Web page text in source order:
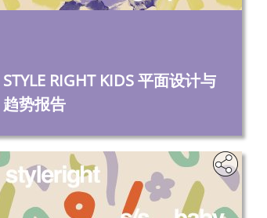
STYLE RIGHT KIDS 平面设计与
趋势报告